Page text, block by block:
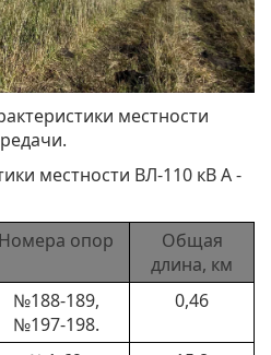
местности
местности ВЛ-110 кВ А -
Номера опор
Общая
длина, км
№188-189,
№197-198.
0,46